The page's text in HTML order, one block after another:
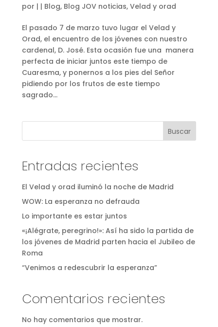
por | | Blog, Blog JOV noticias, Velad y orad
El pasado 7 de marzo tuvo lugar el Velad y
Orad, el encuentro de los jóvenes con nuestro
cardenal, D. José. Esta ocasión fue una manera
perfecta de iniciar juntos este tiempo de
Cuaresma, y ponernos a los pies del Señor
pidiendo por los frutos de este tiempo
sagrado...
Buscar
Entradas recientes
El Velad y orad iluminó la noche de Madrid
WOW: La esperanza no defrauda
Lo importante es estar juntos
«¡Alégrate, peregrino!»: Así ha sido la partida de
los jóvenes de Madrid parten hacia el Jubileo de
Roma
“Venimos a redescubrir la esperanza”
Comentarios recientes
No hay comentarios que mostrar.